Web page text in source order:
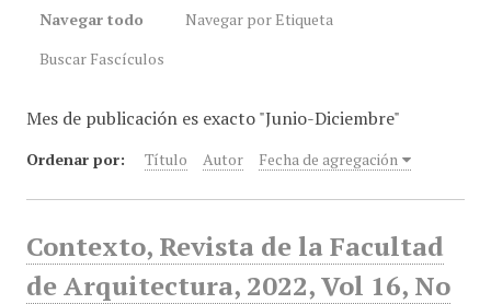
Navegar todo
Navegar por Etiqueta
Buscar Fascículos
Mes de publicación es exacto "Junio-Diciembre"
Ordenar por: Título Autor Fecha de agregación
Contexto, Revista de la Facultad
de Arquitectura, 2022, Vol 16, No